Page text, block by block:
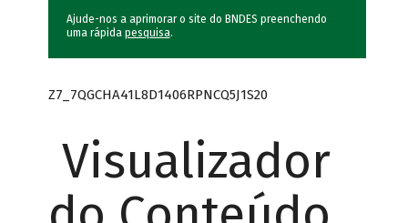
Ajude-nos a aprimorar o site do BNDES preenchendo
uma rápida pesquisa.
Z7_7QGCHA41L8D1406RPNCQ5J1S20
Visualizador